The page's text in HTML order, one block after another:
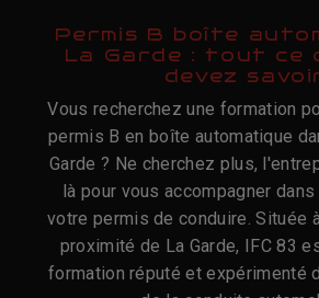
Permis B boîte
La Garde : tout ce
devez
Vous recherchez une formation
permis B en boîte automatique
Garde ? Ne cherchez plus,
là pour vous accompagner
votre permis de conduire. Située
proximité de La Garde, IFC 83
formation réputé et expérimenté